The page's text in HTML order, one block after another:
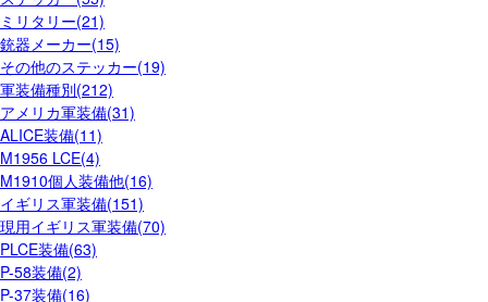
ミリタリー(21)
銃器メーカー(15)
その他のステッカー(19)
軍装備種別(212)
アメリカ軍装備(31)
ALICE装備(11)
M1956 LCE(4)
M1910個人装備他(16)
イギリス軍装備(151)
現用イギリス軍装備(70)
PLCE装備(63)
P-58装備(2)
P-37装備(16)